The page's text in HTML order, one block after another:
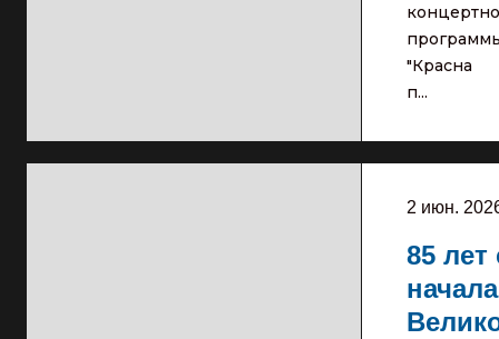
"Красна
п...
2 июн.
85 лет
начала